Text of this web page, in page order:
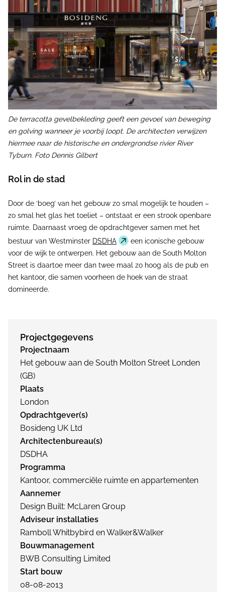
De terracotta gevelbekleding geeft een gevoel van beweging
en golving wanneer je voorbij loopt. De architecten verwijzen
hiermee naar de historische en ondergrondse rivier River
Tyburn. Foto Dennis Gilbert
Rol in de stad
Door de ‘boeg’ van het gebouw zo smal mogelijk te houden –
zo smal het glas het toeliet – ontstaat er een strook openbare
ruimte. Daarnaast vroeg de opdrachtgever samen met het
bestuur van Westminster DSDHA
een iconische gebouw
voor de wijk te ontwerpen. Het gebouw aan de South Molton
Street is daartoe meer dan twee maal zo hoog als de pub en
het kantoor, die samen voorheen de hoek van de straat
domineerde.
Projectgegevens
Projectnaam
Het gebouw aan de South Molton Street Londen
(GB)
Plaats
London
Opdrachtgever(s)
Bosideng UK Ltd
Architectenbureau(s)
DSDHA
Programma
Kantoor, commerciële ruimte en appartementen
Aannemer
Design Built: McLaren Group
Adviseur installaties
Ramboll Whitbybird en Walker&Walker
Bouwmanagement
BWB Consulting Limited
Start bouw
08-08-2013